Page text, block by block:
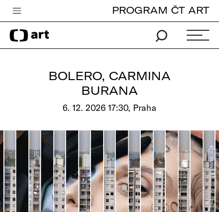
Česká televize
Zpravodajství
Vše o ČT
PROGRAM ČT ART
BOLERO, CARMINA
BURANA
6. 12. 2026 17:30, Praha